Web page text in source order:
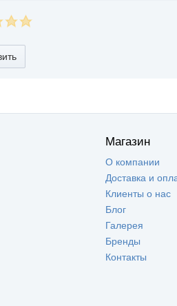
Магазин
О компании
Доставка и
Клиенты о нас
Блог
Галерея
Бренды
Контакты